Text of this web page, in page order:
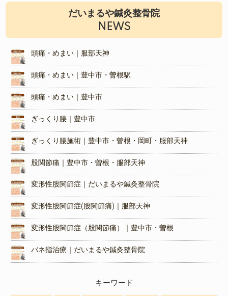
だいまるや鍼灸整骨院
NEWS
頭痛・めまい｜服部天神
頭痛・めまい｜豊中市・曽根駅
頭痛・めまい｜豊中市
ぎっくり腰｜豊中市
ぎっくり腰施術｜豊中市・曽根・岡町・服部天神
股関節痛｜豊中市・曽根・服部天神
変形性股関節症｜だいまるや鍼灸整骨院
変形性股関節症(股関節痛)｜服部天神
変形性股関節症（股関節痛）｜豊中市・曽根
バネ指治療｜だいまるや鍼灸整骨院
キーワード